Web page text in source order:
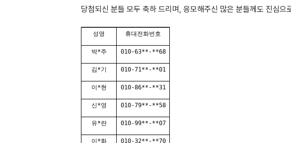
당첨되신 분들 모두 축하 드리며, 응모해주신 많은 분들께도 진심으
성명 휴대전화번호
박*주 010-63**-**68
김*기 010-71**-**01
이*현 010-86**-**31
신*영 010-79**-**58
유*란 010-99**-**07
이*화 010-32**-**70